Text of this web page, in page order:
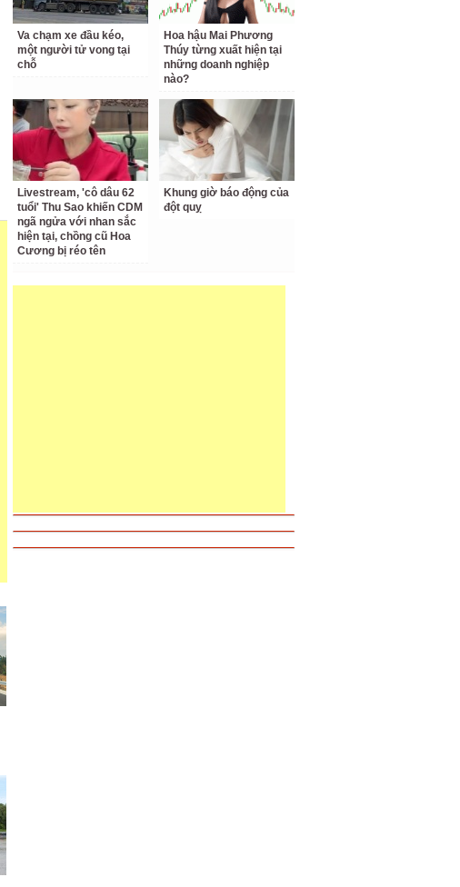
Va chạm xe đầu kéo,
một người tử vong tại
chỗ
Hoa hậu Mai Phương
Thúy từng xuất hiện tại
những doanh nghiệp
nào?
Livestream, 'cô dâu 62
tuổi' Thu Sao khiến CDM
ngã ngửa với nhan sắc
hiện tại, chồng cũ Hoa
Cương bị réo tên
Khung giờ báo động của
đột quỵ